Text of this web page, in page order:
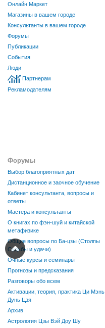
Онлайн Маркет
Магазины в вашем городе
Консультанты в вашем городе
Форумы
Публикации
События
Люди
Партнерам
Рекламодателям
Форумы
Выбор благоприятных дат
Дистанционное и заочное обучение
Кабинет консультанта, вопросы и
ответы
Мастера и консультанты
О книгах по фэн-шуй и китайской
метафизике
Общие вопросы по Ба-цзы (Столпы
Судьбы и удачи)
Очные курсы и семинары
Прогнозы и предсказания
Разговоры обо всем
Активации, теория, практика Ци Мэнь
Дунь Цзя
Архив
Астрология Цзы Вэй Доу Шу